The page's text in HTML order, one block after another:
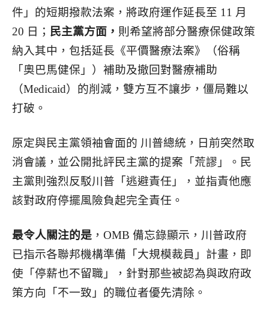
件」的短期撥款法案，將政府運作延長至 11 月
20 日； 民主黨方面， 則希望將部分醫療保健政策
納入其中，包括延長《平價醫療法案》（俗稱
「奧巴馬健保」）補助及撤回對醫療補助
（Medicaid）的削減，雙方互不讓步，僵局難以
打破。
原定與民主黨領袖會面的 川普總統，日前突然取
消會議，並公開批評民主黨的提案「荒謬」。民
主黨則強烈反駁川普「逃避責任」，並指責他應
該對政府停擺風險負起完全責任。
最令人關注的是 ，OMB 備忘錄顯示，川普政府
已指示各聯邦機構準備「大規模裁員」計畫，即
使「停薪也不留職」，針對那些被認為與政府政
策方向「不一致」的職位者優先清除。